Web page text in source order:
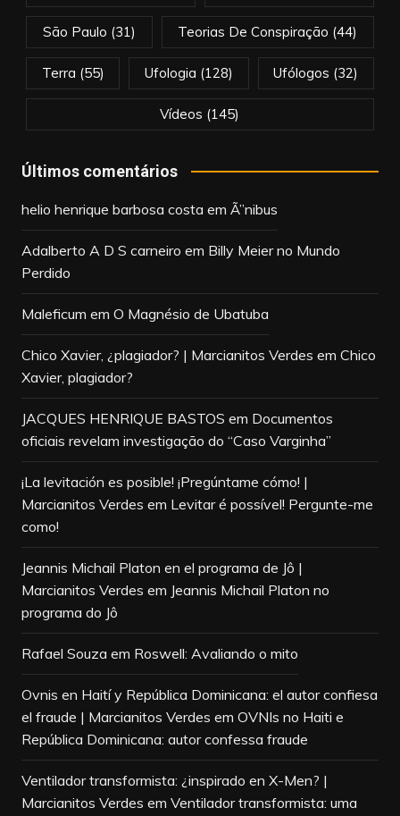
São Paulo (31) Teorias De Conspiração (44)
Terra (55) Ufologia (128) Ufólogos (32)
Vídeos (145)
Últimos comentários
helio henrique barbosa costa em Ã”nibus
Adalberto A D S carneiro em Billy Meier no Mundo
Perdido
Maleficum em O Magnésio de Ubatuba
Chico Xavier, ¿plagiador? | Marcianitos Verdes em Chico
Xavier, plagiador?
JACQUES HENRIQUE BASTOS em Documentos
oficiais revelam investigação do “Caso Varginha”
¡La levitación es posible! ¡Pregúntame cómo! |
Marcianitos Verdes em Levitar é possível! Pergunte-me
como!
Jeannis Michail Platon en el programa de Jô |
Marcianitos Verdes em Jeannis Michail Platon no
programa do Jô
Rafael Souza em Roswell: Avaliando o mito
Ovnis en Haití y República Dominicana: el autor confiesa
el fraude | Marcianitos Verdes em OVNIs no Haiti e
República Dominicana: autor confessa fraude
Ventilador transformista: ¿inspirado en X-Men? |
Marcianitos Verdes em Ventilador transformista: uma